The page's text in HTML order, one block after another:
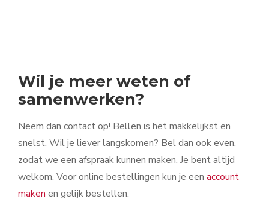
Wil je meer weten of
samenwerken?
Neem dan contact op! Bellen is het makkelijkst en
snelst. Wil je liever langskomen? Bel dan ook even,
zodat we een afspraak kunnen maken. Je bent altijd
welkom. Voor online bestellingen kun je een account
maken en gelijk bestellen.